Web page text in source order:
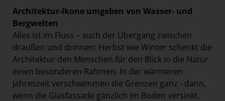
Architektur-Ikone umgeben von Wasser- und
Bergwelten
Alles ist im Fluss – auch der Übergang zwischen
draußen und drinnen: Herbst wie Winter schenkt die
Architektur den Menschen für den Blick in die Natur
einen besonderen Rahmen. In der wärmeren
Jahreszeit verschwimmen die Grenzen ganz - dann,
wenn die Glasfassade gänzlich im Boden versinkt.